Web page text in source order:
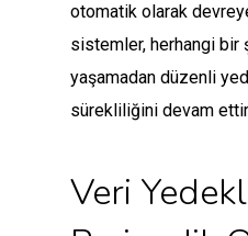
otomatik olarak
sistemler, herhangi bir
yaşamadan düzenli
sürekliliğini devam
Veri